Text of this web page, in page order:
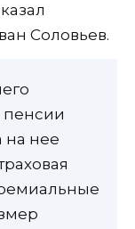
Соловьев.
на нее